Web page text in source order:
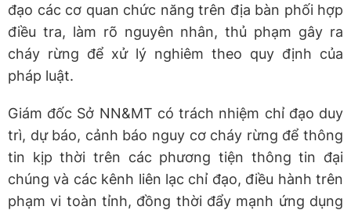
đạo các cơ quan chức năng trên địa bàn phối hợp
điều tra, làm rõ nguyên nhân, thủ phạm gây ra
cháy rừng để xử lý nghiêm theo quy định của
pháp luật.
Giám đốc Sở NN&MT có trách nhiệm chỉ đạo duy
trì, dự báo, cảnh báo nguy cơ cháy rừng để thông
tin kịp thời trên các phương tiện thông tin đại
chúng và các kênh liên lạc chỉ đạo, điều hành trên
phạm vi toàn tỉnh, đồng thời đẩy mạnh ứng dụng